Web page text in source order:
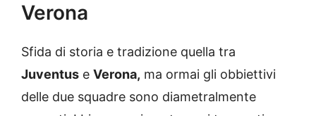
Verona
Sfida di storia e tradizione quella tra
Juventus e Verona, ma ormai gli obbiettivi
delle due squadre sono diametralmente